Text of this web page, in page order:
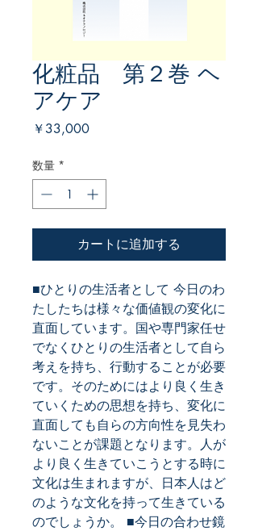
化粧品 第２巻 ヘ
アケア
￥33,000価
数量 *
カートに追加する
■ひとりの生活者として 今日のわ
たしたちは様々な価値観の変化に
直面しています。国や専門家任せ
でなくひとりの生活者として自ら
考えを持ち、行動することが必要
です。そのためにはより良く生き
ていくための思想を持ち、変化に
直面しても自らの方向性を見失わ
ないことが課題となります。人が
より良く生きていこうとする時に
文化は生まれますが、日本人はど
のような文化を持って生きている
のでしょうか。 ■今日の合わせ鏡